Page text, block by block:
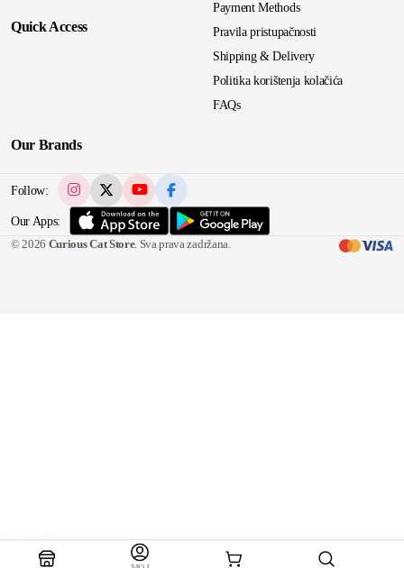
Quick Access
Payment Methods
Pravila pristupačnosti
Shipping & Delivery
Politika korištenja kolačića
FAQs
Our Brands
Follow:
Our Apps:
© 2026 Curious Cat Store. Sva prava zadržana.